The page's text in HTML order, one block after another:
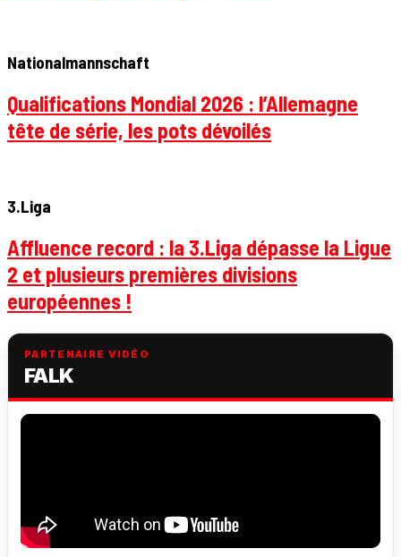
Nationalmannschaft
Qualifications Mondial 2026 : l’Allemagne
tête de série, les pots dévoilés
3.Liga
Affluence record : la 3.Liga dépasse la Ligue
2 et plusieurs premières divisions
européennes !
PARTENAIRE VIDÉO
FALK